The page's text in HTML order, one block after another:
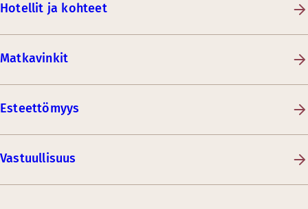
Hotellit ja kohteet
Matkavinkit
Esteettömyys
Vastuullisuus